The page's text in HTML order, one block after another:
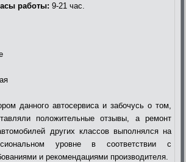
работы: 9-21 час.
данного автосервиса и забочусь о том,
положительные отзывы, а ремонт
других классов выполнялся на
уровне в соответствии с
и рекомендациями производителя.